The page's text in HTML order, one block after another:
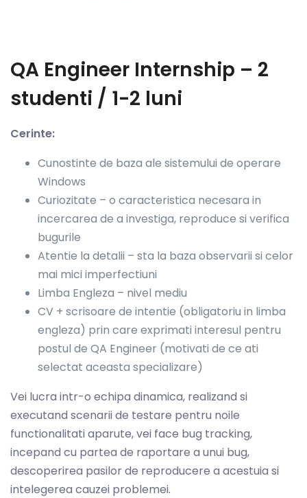
QA Engineer Internship – 2
studenti / 1-2 luni
Cerinte:
Cunostinte de baza ale sistemului de operare
Windows
Curiozitate – o caracteristica necesara in
incercarea de a investiga, reproduce si verifica
bugurile
Atentie la detalii – sta la baza observarii si celor
mai mici imperfectiuni
Limba Engleza – nivel mediu
CV + scrisoare de intentie (obligatoriu in limba
engleza) prin care exprimati interesul pentru
postul de QA Engineer (motivati de ce ati
selectat aceasta specializare)
Vei lucra intr-o echipa dinamica, realizand si
executand scenarii de testare pentru noile
functionalitati aparute, vei face bug tracking,
incepand cu partea de raportare a unui bug,
descoperirea pasilor de reproducere a acestuia si
intelegerea cauzei problemei.